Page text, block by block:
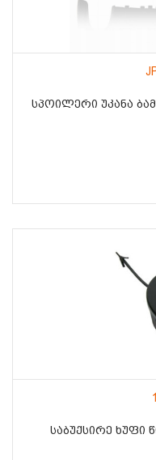
ᲡᲞᲝᲘᲚᲔᲠᲘ ᲣᲙᲐᲜᲐ
ᲡᲐᲑᲣᲥᲡᲘᲠᲔ ᲮᲣᲤᲘ